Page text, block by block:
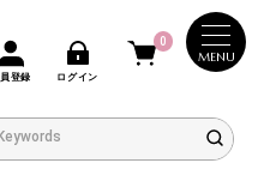
MENU
登録 ログイン
0